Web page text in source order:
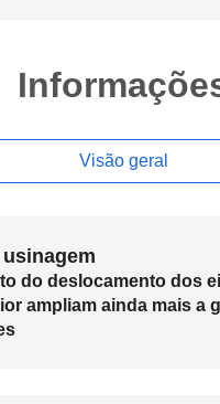
Visão geral
do deslocamento dos
ampliam ainda mais a